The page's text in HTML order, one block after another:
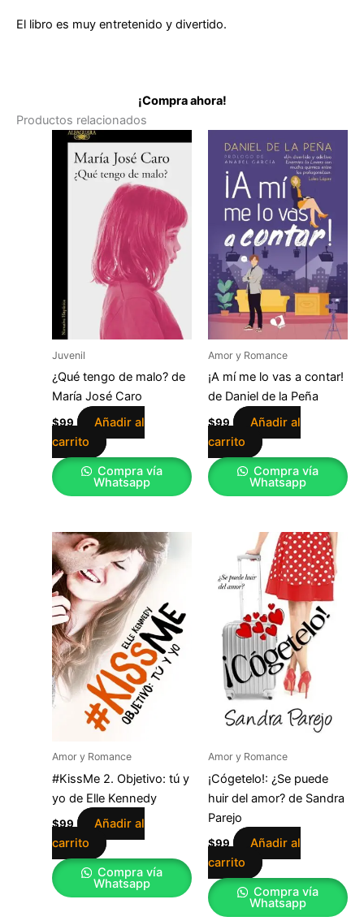
El libro es muy entretenido y divertido.
¡Compra ahora!
Productos relacionados
Juvenil
¿Qué tengo de malo? de
María José Caro
$99
Añadir al
carrito
Compra vía
Whatsapp
Amor y Romance
¡A mí me lo vas a contar!
de Daniel de la Peña
$99
Añadir al
carrito
Compra vía
Whatsapp
Amor y Romance
#KissMe 2. Objetivo: tú y
yo de Elle Kennedy
$99
Añadir al
carrito
Compra vía
Whatsapp
Amor y Romance
¡Cógetelo!: ¿Se puede
huir del amor? de Sandra
Parejo
$99
Añadir al
carrito
Compra vía
Whatsapp